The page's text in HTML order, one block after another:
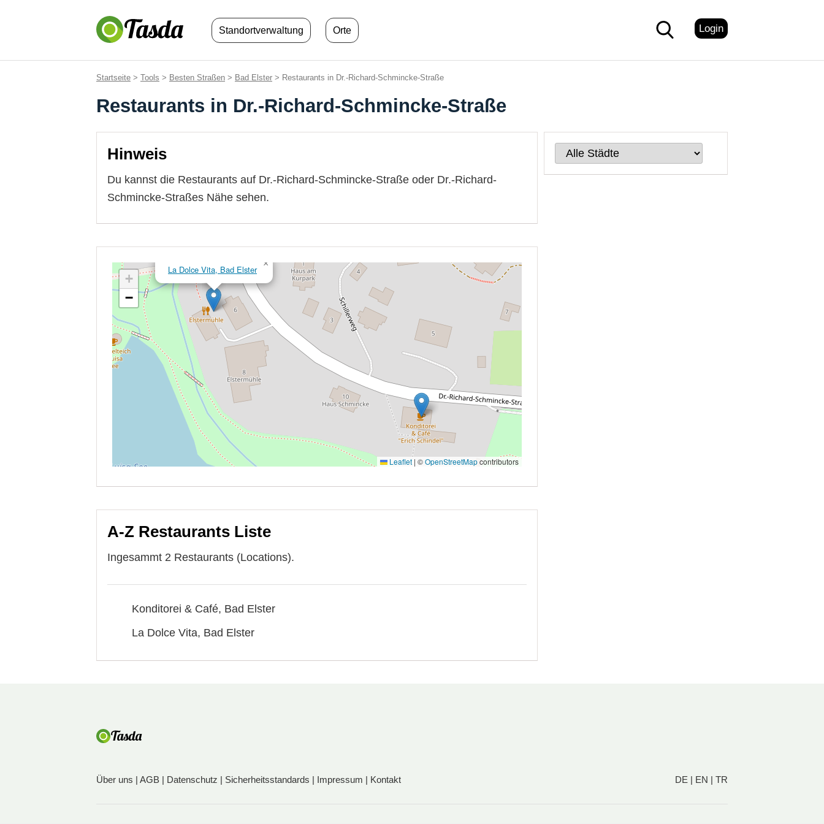
Login
Standortverwaltung Orte
Startseite > Tools > Besten Straßen > Bad Elster > Restaurants in Dr.-Richard-Schmincke-Straße
Restaurants in Dr.-Richard-Schmincke-Straße
Hinweis
Du kannst die Restaurants auf Dr.-Richard-Schmincke-Straße oder Dr.-Richard-
Schmincke-Straßes Nähe sehen.
A-Z Restaurants Liste
Ingesammt 2 Restaurants (Locations).
Konditorei & Café, Bad Elster
La Dolce Vita, Bad Elster
Über uns | AGB | Datenschutz | Sicherheitsstandards | Impressum | Kontakt DE | EN | TR